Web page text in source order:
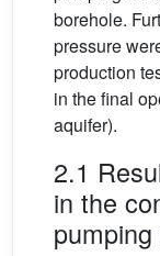
borehole.
pressure
production
in the final
aquifer).
2.1
in the